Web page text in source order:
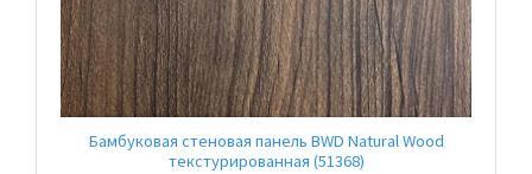
Бамбуковая стеновая панель BWD Natural Wood
текстурированная (51368)